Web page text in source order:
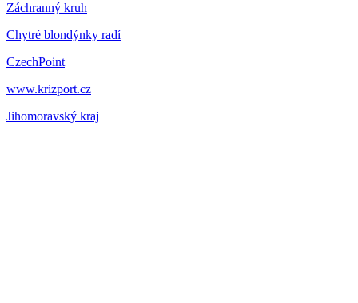
Záchranný kruh
Chytré blondýnky radí
CzechPoint
www.krizport.cz
Jihomoravský kraj